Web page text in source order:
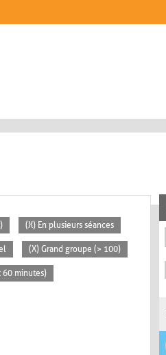
(X) En plusieurs séances
(X) Grand groupe (> 100)
60 minutes)